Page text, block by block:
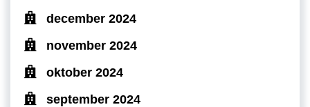
december 2024
november 2024
oktober 2024
september 2024